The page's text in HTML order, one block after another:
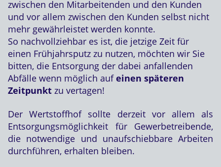
zwischen den Mitarbeitenden und den Kunden
und vor allem zwischen den Kunden selbst nicht
mehr gewährleistet werden konnte.
So nachvollziehbar es ist, die jetzige Zeit für
einen Frühjahrsputz zu nutzen, möchten wir Sie
bitten, die Entsorgung der dabei anfallenden
Abfälle wenn möglich aufeinen späteren
Zeitpunkt zu vertagen!
Der Wertstoffhof sollte derzeit vor allem als
Entsorgungsmöglichkeit für Gewerbetreibende,
die notwendige und unaufschiebbare Arbeiten
durchführen, erhalten bleiben.